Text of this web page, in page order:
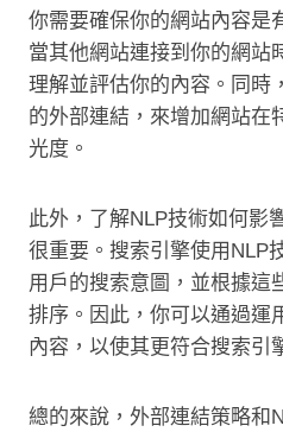
你需要確保你的網站內容是
當其他網站連接到你的網站
理解並評估你的內容。同時
的外部連結，來增加網站在
光度。
此外，了解NLP技術如何影
很重要。搜索引擎使用NLP
用戶的搜索意圖，並根據這
排序。因此，你可以通過運
內容，以使其更符合搜索引
總的來說，外部連結策略和